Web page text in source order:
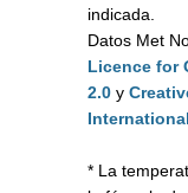
indicada.
Datos Met
Licence for
2.0 y
International
* La